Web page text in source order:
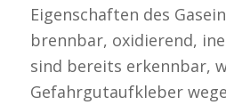
Eigenschaften des
brennbar, oxidierend,
sind bereits erkennbar,
Gefahrgutaufkleber